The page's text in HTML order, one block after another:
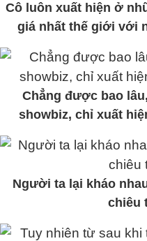
Cô luôn xuất hiện ở
giá nhất thế giới với
Chẳng được bao
showbiz, chỉ xuất
Người ta lại kháo
chiêu